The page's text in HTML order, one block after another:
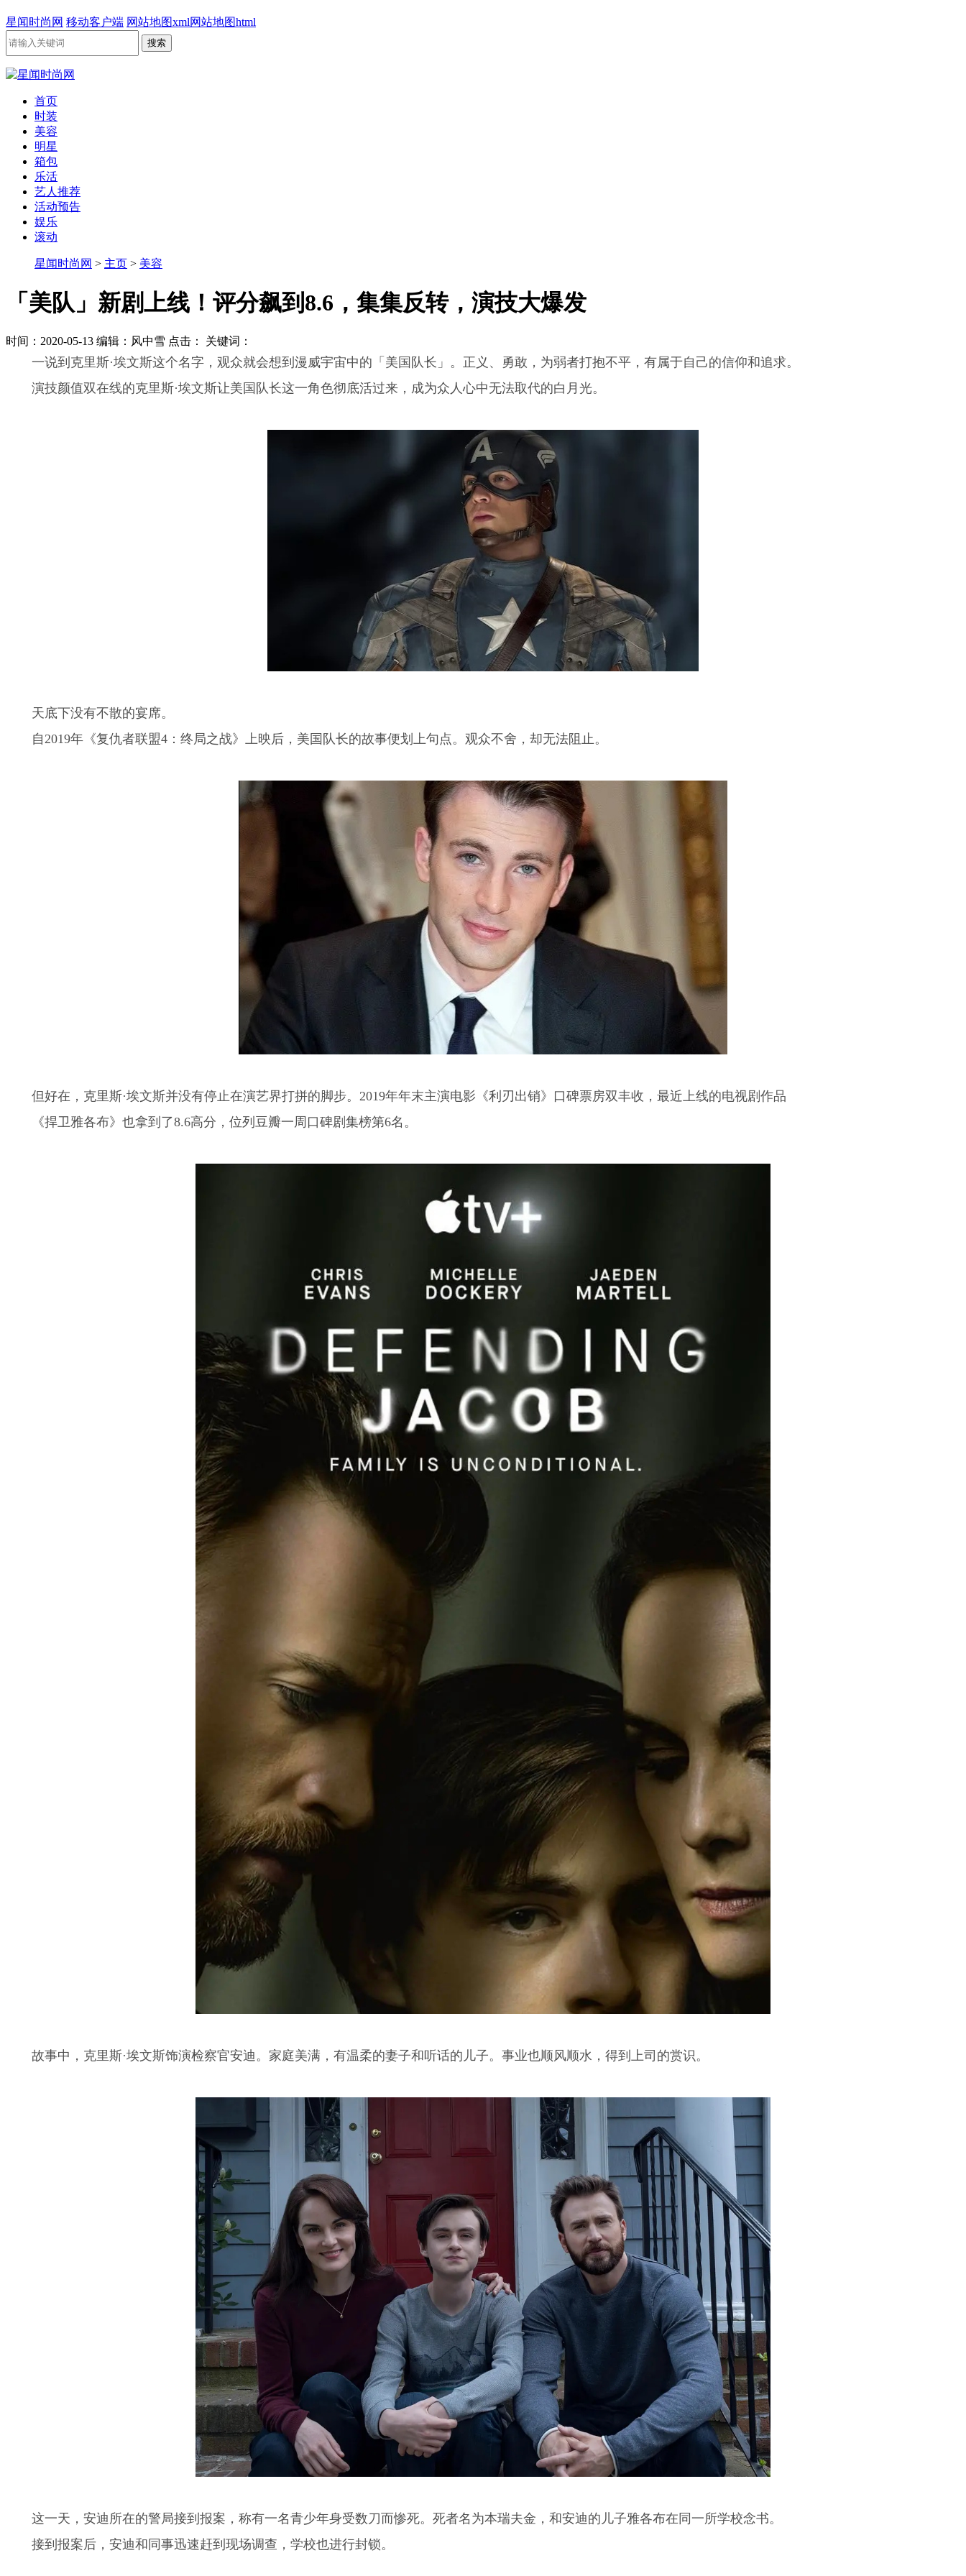
星闻时尚网 移动客户端 网站地图xml网站地图html
首页
时装
美容
明星
箱包
乐活
艺人推荐
活动预告
娱乐
滚动
星闻时尚网 > 主页 > 美容
「美队」新剧上线！评分飙到8.6，集集反转，演技大爆发
时间：2020-05-13 编辑：风中雪 点击： 关键词：
一说到克里斯·埃文斯这个名字，观众就会想到漫威宇宙中的「美国队长」。正义、勇敢，为弱者打抱不平，有属于自己的信仰和追求。
演技颜值双在线的克里斯·埃文斯让美国队长这一角色彻底活过来，成为众人心中无法取代的白月光。
天底下没有不散的宴席。
自2019年《复仇者联盟4：终局之战》上映后，美国队长的故事便划上句点。观众不舍，却无法阻止。
但好在，克里斯·埃文斯并没有停止在演艺界打拼的脚步。2019年年末主演电影《利刃出销》口碑票房双丰收，最近上线的电视剧作品
《捍卫雅各布》也拿到了8.6高分，位列豆瓣一周口碑剧集榜第6名。
故事中，克里斯·埃文斯饰演检察官安迪。家庭美满，有温柔的妻子和听话的儿子。事业也顺风顺水，得到上司的赏识。
这一天，安迪所在的警局接到报案，称有一名青少年身受数刀而惨死。死者名为本瑞夫金，和安迪的儿子雅各布在同一所学校念书。
接到报案后，安迪和同事迅速赶到现场调查，学校也进行封锁。